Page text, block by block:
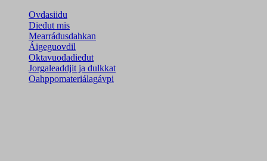
Ovdasiidu
Dieđut mis
Mearrádusdahkan
Áigeguovdil
Oktavuođadieđut
Jorgaleaddjit ja dulkkat
Oahppomateriálagávpi